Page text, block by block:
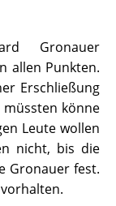
Gronauer
allen Punkten.
Erschließung
müssten könne
Leute wollen
nicht, bis die
Gronauer fest.